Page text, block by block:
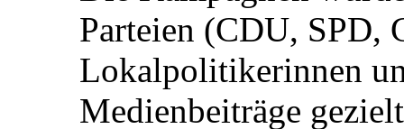
Parteien (CDU, SPD,
Lokalpolitikerinnen
Medienbeiträge